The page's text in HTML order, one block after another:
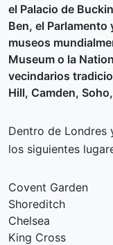
el Palacio de
Ben, el Parlamento
museos
Museum o la
vecindarios
Hill, Camden,
Dentro de Londres
los siguientes
Covent Garden
Shoreditch
Chelsea
King Cross